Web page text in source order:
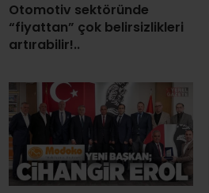
Otomotiv sektöründe
“fiyattan” çok belirsizlikleri
artırabilir!..